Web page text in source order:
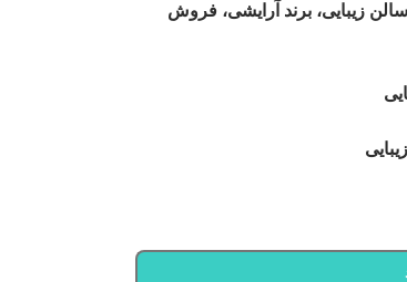
زیبایی، برند آرایشی، فروش